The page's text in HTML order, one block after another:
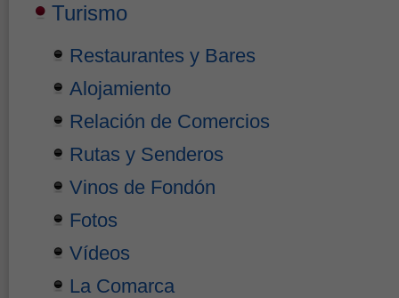
Turismo
Restaurantes y Bares
Alojamiento
Relación de Comercios
Rutas y Senderos
Vinos de Fondón
Fotos
Vídeos
La Comarca